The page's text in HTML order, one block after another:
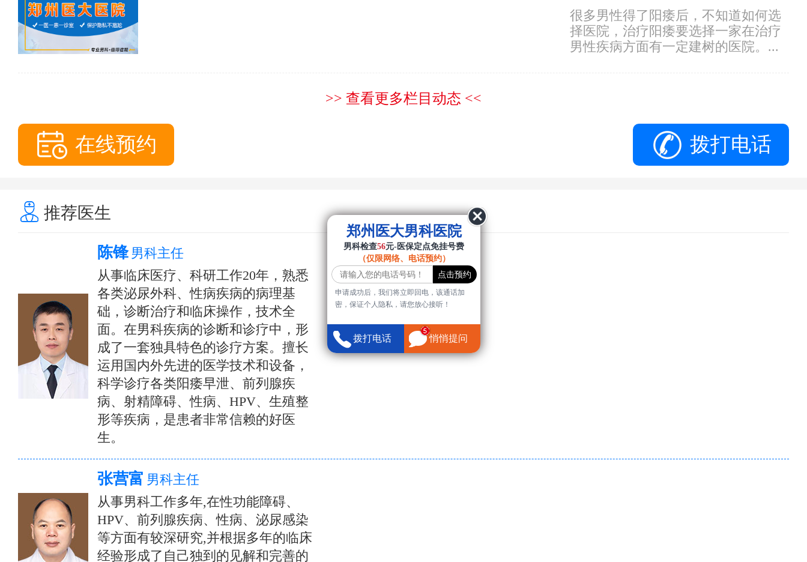
很多男性得了阳痿后，不知道如何选
择医院，治疗阳痿要选择一家在治疗
男性疾病方面有一定建树的医院。...
>> 查看更多栏目动态 <<
在线预约 拨打电话
推荐医生
陈锋 男科主任
从事临床医疗、科研工作20年，熟悉
各类泌尿外科、性病疾病的病理基
础，诊断治疗和临床操作，技术全
面。在男科疾病的诊断和诊疗中，形
成了一套独具特色的诊疗方案。擅长
运用国内外先进的医学技术和设备，
科学诊疗各类阳痿早泄、前列腺疾
病、射精障碍、性病、HPV、生殖整
形等疾病，是患者非常信赖的好医
生。
张营富 男科主任
从事男科工作多年,在性功能障碍、
HPV、前列腺疾病、性病、泌尿感染
等方面有较深研究,并根据多年的临床
经验形成了自己独到的见解和完善的
郑州医大男科医院
男科检查56元-医保定点免挂号费
（仅限网络、电话预约）
申请成功后，我们将立即回电，该通话加
密，保证个人隐私，请您放心接听！
拨打电话 悄悄提问